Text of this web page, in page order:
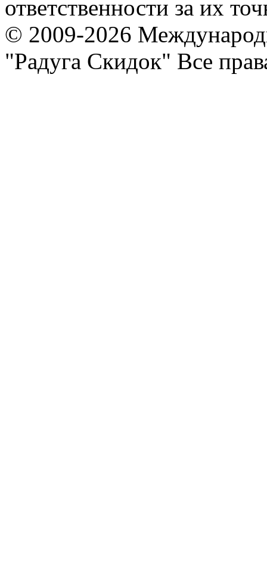
ответственности за их
© 2009-2026
"Радуга Скидок" Все